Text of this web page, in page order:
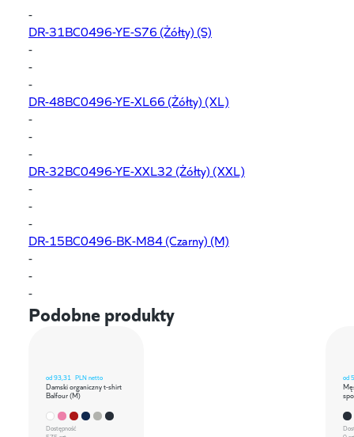
-
DR-31BC0496-YE-S76 (Żółty) (S)
-
-
-
DR-48BC0496-YE-XL66 (Żółty) (XL)
-
-
-
DR-32BC0496-YE-XXL32 (Żółty) (XXL)
-
-
-
DR-15BC0496-BK-M84(Czarny) (M)
-
-
-
Podobne produkty
od93,31 PLN netto
Damski organiczny t-shirt
Balfour (M)
Dostępność
od